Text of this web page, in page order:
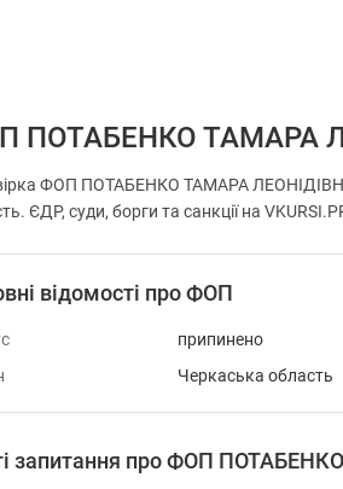
ПОТАБЕНКО ТАМАРА
ФОП ПОТАБЕНКО ТАМАРА
ЄДР, суди, борги та санкції на
відомості про ФОП
припинено
Черкаська область
запитання про ФОП